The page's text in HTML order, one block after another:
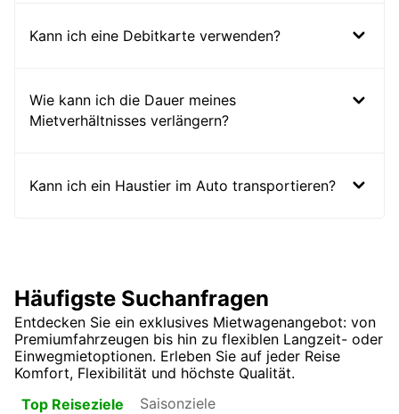
Kann ich eine Debitkarte verwenden?
Wie kann ich die Dauer meines
Mietverhältnisses verlängern?
Kann ich ein Haustier im Auto transportieren?
Häufigste Suchanfragen
Entdecken Sie ein exklusives Mietwagenangebot: von
Premiumfahrzeugen bis hin zu flexiblen Langzeit- oder
Einwegmietoptionen. Erleben Sie auf jeder Reise
Komfort, Flexibilität und höchste Qualität.
Top Reiseziele
Saisonziele